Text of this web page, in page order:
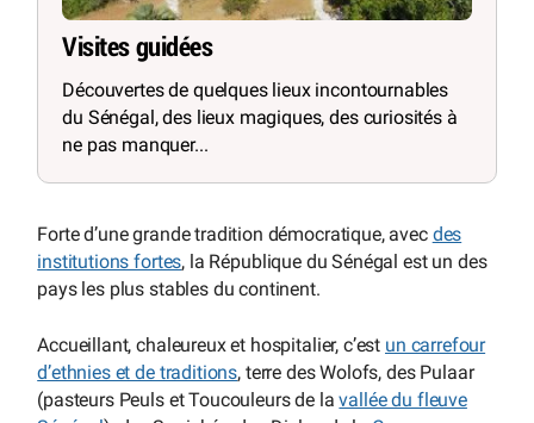
Visites guidées
Découvertes de quelques lieux incontournables
du Sénégal, des lieux magiques, des curiosités à
ne pas manquer...
Forte d’une grande tradition démocratique, avec des
institutions fortes, la République du Sénégal est un des
pays les plus stables du continent.
Accueillant, chaleureux et hospitalier, c’est un carrefour
d’ethnies et de traditions, terre des Wolofs, des Pulaar
(pasteurs Peuls et Toucouleurs de lavallée du fleuve